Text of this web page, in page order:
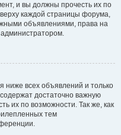
и вы должны прочесть их по
каждой страницы форума,
объявлениями, права на
всех объявлений и только
достаточно важную
их по возможности. Так же, как
тем